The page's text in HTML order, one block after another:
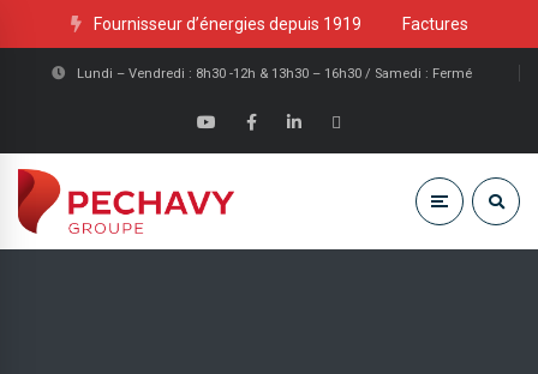
Fournisseur d’énergies depuis 1919 Factures
Lundi – Vendredi : 8h30 -12h & 13h30 – 16h30 / Samedi : Fermé